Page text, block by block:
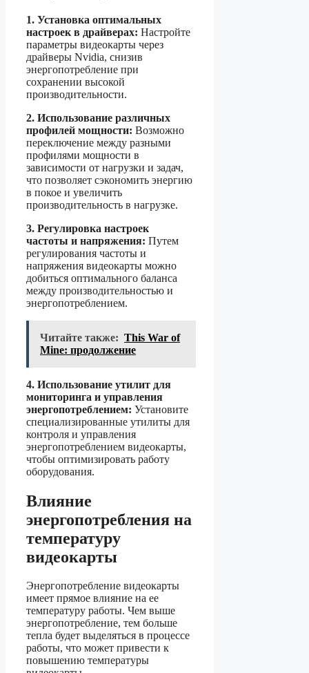
1. Установка оптимальных
настроек в драйверах: Настройте
параметры видеокарты через
драйверы Nvidia, снизив
энергопотребление при
сохранении высокой
производительности.
2. Использование различных
профилей мощности: Возможно
переключение между разными
профилями мощности в
зависимости от нагрузки и задач,
что позволяет сэкономить энергию
в покое и увеличить
производительность в нагрузке.
3. Регулировка настроек
частоты и напряжения: Путем
регулирования частоты и
напряжения видеокарты можно
добиться оптимального баланса
между производительностью и
энергопотреблением.
Читайте также: This War of
Mine: продолжение
4. Использование утилит для
мониторинга и управления
энергопотреблением: Установите
специализированные утилиты для
контроля и управления
энергопотреблением видеокарты,
чтобы оптимизировать работу
оборудования.
Влияние
энергопотребления на
температуру
видеокарты
Энергопотребление видеокарты
имеет прямое влияние на ее
температуру работы. Чем выше
энергопотребление, тем больше
тепла будет выделяться в процессе
работы, что может привести к
повышению температуры